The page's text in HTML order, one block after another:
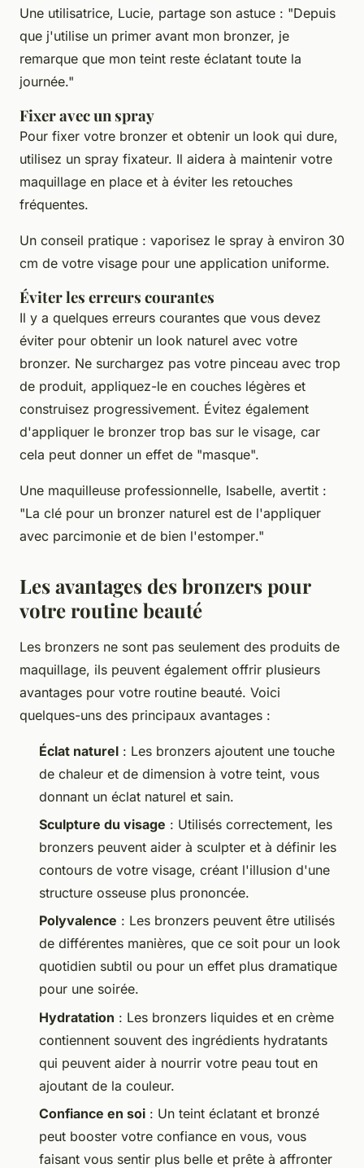
Une utilisatrice, Lucie, partage son astuce : "Depuis
que j'utilise un primer avant mon bronzer, je
remarque que mon teint reste éclatant toute la
journée."
Fixer avec un spray
Pour fixer votre bronzer et obtenir un look qui dure,
utilisez un spray fixateur. Il aidera à maintenir votre
maquillage en place et à éviter les retouches
fréquentes.
Un conseil pratique : vaporisez le spray à environ 30
cm de votre visage pour une application uniforme.
Éviter les erreurs courantes
Il y a quelques erreurs courantes que vous devez
éviter pour obtenir un look naturel avec votre
bronzer. Ne surchargez pas votre pinceau avec trop
de produit, appliquez-le en couches légères et
construisez progressivement. Évitez également
d'appliquer le bronzer trop bas sur le visage, car
cela peut donner un effet de "masque".
Une maquilleuse professionnelle, Isabelle, avertit :
"La clé pour un bronzer naturel est de l'appliquer
avec parcimonie et de bien l'estomper."
Les avantages des bronzers pour
votre routine beauté
Les bronzers ne sont pas seulement des produits de
maquillage, ils peuvent également offrir plusieurs
avantages pour votre routine beauté. Voici
quelques-uns des principaux avantages :
Éclat naturel : Les bronzers ajoutent une touche
de chaleur et de dimension à votre teint, vous
donnant un éclat naturel et sain.
Sculpture du visage : Utilisés correctement, les
bronzers peuvent aider à sculpter et à définir les
contours de votre visage, créant l'illusion d'une
structure osseuse plus prononcée.
Polyvalence : Les bronzers peuvent être utilisés
de différentes manières, que ce soit pour un look
quotidien subtil ou pour un effet plus dramatique
pour une soirée.
Hydratation : Les bronzers liquides et en crème
contiennent souvent des ingrédients hydratants
qui peuvent aider à nourrir votre peau tout en
ajoutant de la couleur.
Confiance en soi : Un teint éclatant et bronzé
peut booster votre confiance en vous, vous
faisant vous sentir plus belle et prête à affronter